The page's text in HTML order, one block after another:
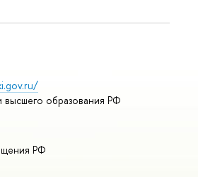
образования РФ
РФ